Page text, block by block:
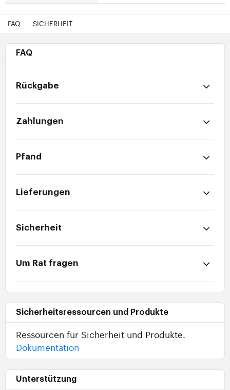
FAQ SICHERHEIT
FAQ
Rückgabe
Zahlungen
Pfand
Lieferungen
Sicherheit
Um Rat fragen
Sicherheitsressourcen und Produkte
Ressourcen für Sicherheit und Produkte.
Dokumentation
Unterstützung